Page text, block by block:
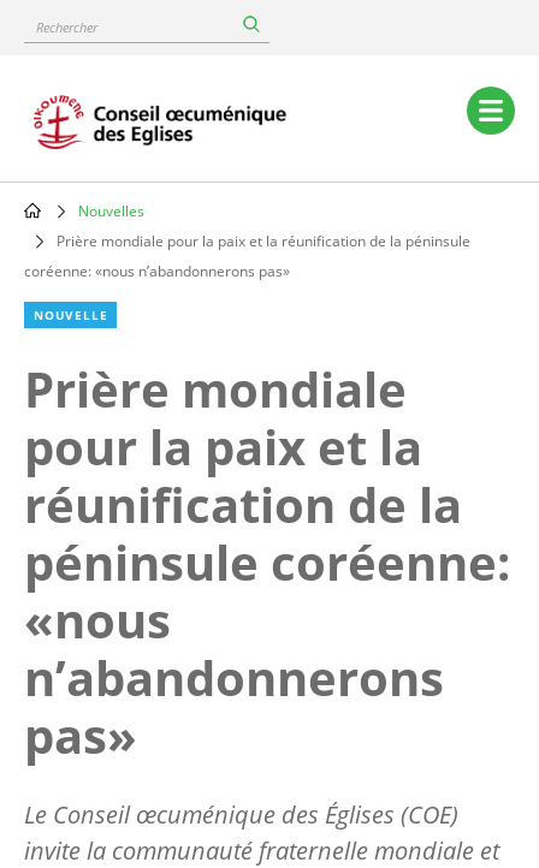
content
Rechercher
Main
navigation
Breadcrumb
Nouvelles
Prière mondiale pour la paix et la réunification de la péninsule
coréenne: «nous n’abandonnerons pas»
NOUVELLE
Prière mondiale
pour la paix et la
réunification de la
péninsule coréenne:
«nous
n’abandonnerons
pas»
Le Conseil œcuménique des Églises (COE)
invite la communauté fraternelle mondiale et